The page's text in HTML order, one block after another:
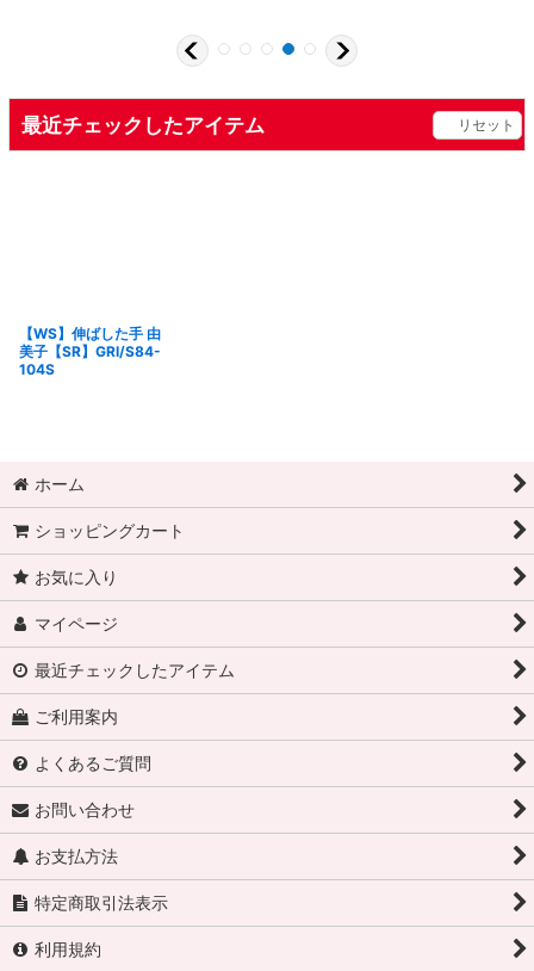
最近チェックしたアイテム リセット
【WS】伸ばした手 由
美子【SR】GRI/S84-
104S
ホーム
ショッピングカート
お気に入り
マイページ
最近チェックしたアイテム
ご利用案内
よくあるご質問
お問い合わせ
お支払方法
特定商取引法表示
利用規約